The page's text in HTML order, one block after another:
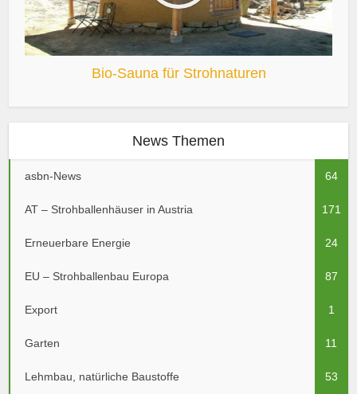
Bio-Sauna für Strohnaturen
News Themen
asbn-News 64
AT – Strohballenhäuser in Austria 171
Erneuerbare Energie 24
EU – Strohballenbau Europa 87
Export 1
Garten 11
Lehmbau, natürliche Baustoffe 53